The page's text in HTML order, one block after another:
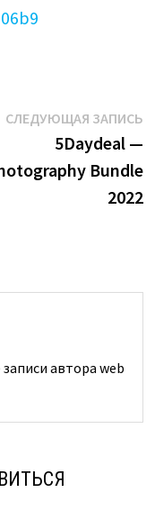
СЛЕДУЮЩАЯ ЗАПИСЬ
5Daydeal —
Bundle
2022
автора web